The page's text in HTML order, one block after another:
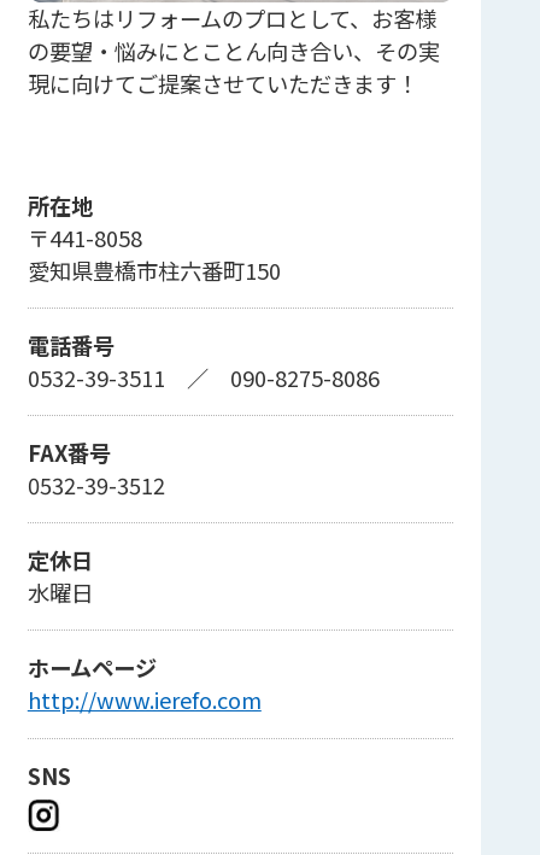
私たちはリフォームのプロとして、お客様
の要望・悩みにとことん向き合い、その実
現に向けてご提案させていただきます！
所在地
〒441-8058
愛知県豊橋市柱六番町150
電話番号
0532-39-3511 ／ 090-8275-8086
FAX番号
0532-39-3512
定休日
水曜日
ホームページ
http://www.ierefo.com
SNS